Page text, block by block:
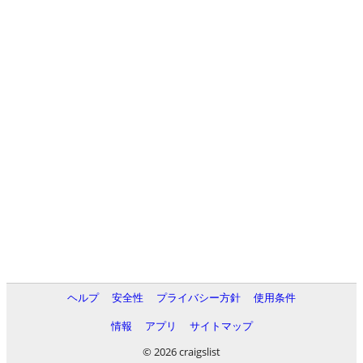
ヘルプ 安全性 プライバシー方針
使用条件
情報
アプリ
サイトマップ
© 2026 craigslist